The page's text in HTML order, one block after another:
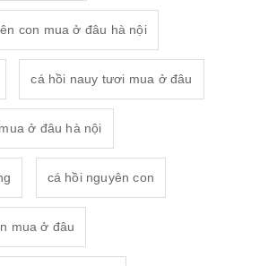
con mua ở đâu hà nội
cá hồi nauy tươi mua ở đâu
ở đâu hà nội
cá hồi nguyên con
mua ở đâu